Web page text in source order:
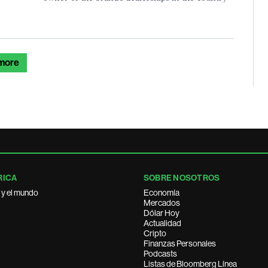
el mundo
SOBRE NOSOTROS
Economía
Mercados
Dólar Hoy
Actualidad
Cripto
Finanzas Personales
Podcasts
Listas de Bloomberg Línea